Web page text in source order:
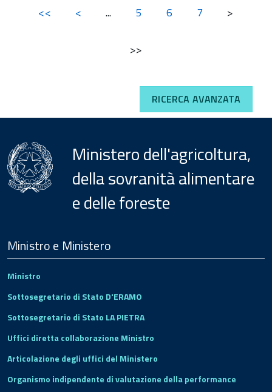
<< < ... 5 6 7 >
>>
RICERCA AVANZATA
Ministero dell'agricoltura,
della sovranità alimentare
e delle foreste
Footer
Ministro e Ministero
Ministro
Sottosegretario di Stato D'ERAMO
Sottosegretario di Stato LA PIETRA
Uffici diretta collaborazione Ministro
Articolazione degli uffici del Ministero
Organismo indipendente di valutazione della performance